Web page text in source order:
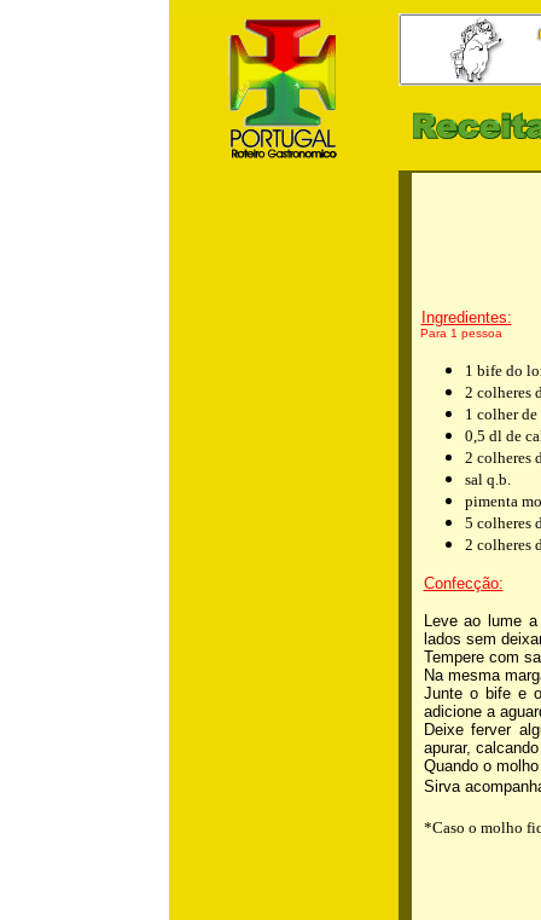
Ingredientes:
Para 1 pessoa
1 bife do
2 colheres
1 colher
0,5 dl de
2 colheres
sal q.b.
pimenta
5 colheres
2 colheres
Confecção:
Leve ao lume
lados sem
Tempere com
Na mesma
Junte o bife e
adicione a
Deixe ferver
apurar,
Quando o
Sirva
*Caso o molho